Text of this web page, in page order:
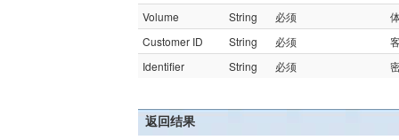
Volume
String 必须
Customer ID
String 必须
Identifier
String 必须
返回结果